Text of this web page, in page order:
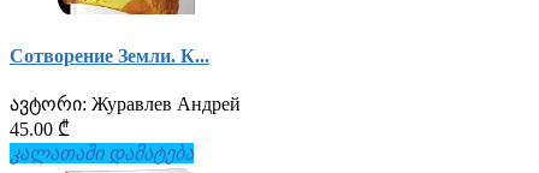
Сотворение Земли. К...
ავტორი: Журавлев Андрей
45.00 ₾
კალათაში დამატება